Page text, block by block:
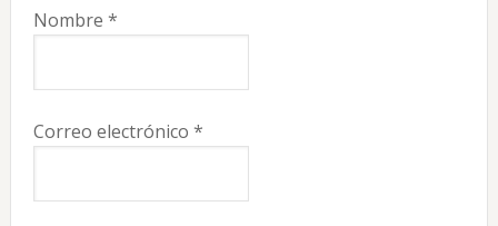
Nombre *
Correo electrónico *